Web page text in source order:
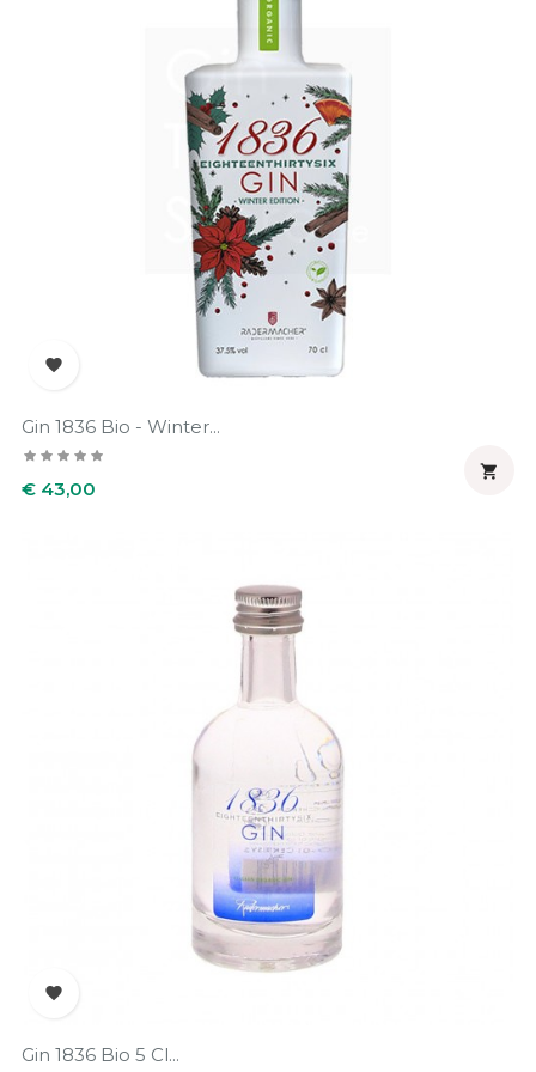

Gin 1836 Bio - Winter...
Prijs
€ 43,00


Gin 1836 Bio 5 Cl...